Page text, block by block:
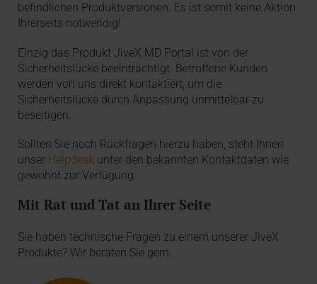
befindlichen Produktversionen. Es ist somit keine Aktion
Ihrerseits notwendig!
Einzig das Produkt JiveX MD Portal ist von der
Sicherheitslücke beeinträchtigt. Betroffene Kunden
werden von uns direkt kontaktiert, um die
Sicherheitslücke durch Anpassung unmittelbar zu
beseitigen.
Sollten Sie noch Rückfragen hierzu haben, steht Ihnen
unser Helpdesk unter den bekannten Kontaktdaten wie
gewohnt zur Verfügung.
Mit Rat und Tat an Ihrer Seite
Sie haben technische Fragen zu einem unserer JiveX
Produkte? Wir beraten Sie gern.